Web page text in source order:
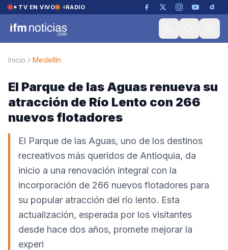
Saltar al contenido
TV EN VIVO RADIO
Inicio Medellín
El Parque de las Aguas renueva su
atracción de Río Lento con 266
nuevos flotadores
El Parque de las Aguas, uno de los destinos
recreativos más queridos de Antioquia, da
inicio a una renovación integral con la
incorporación de 266 nuevos flotadores para
su popular atracción del río lento. Esta
actualización, esperada por los visitantes
desde hace dos años, promete mejorar la
experi